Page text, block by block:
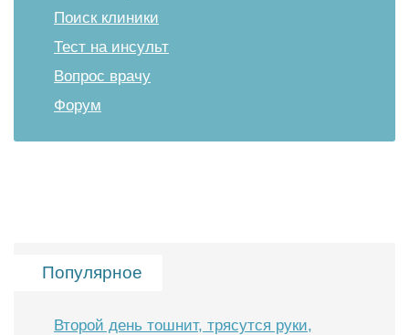
Поиск клиники
Тест на инсульт
Вопрос врачу
Форум
Популярное
Второй день тошнит, трясутся руки,